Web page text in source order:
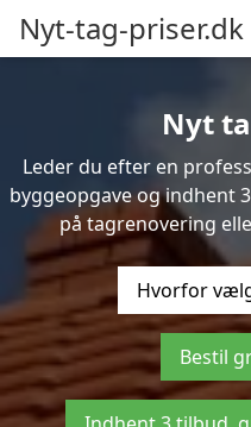
Nyt-tag-priser.dk
Nyt
Leder du efter en
byggeopgave og indhent
på tagrenovering
Hvorfor
Bestil